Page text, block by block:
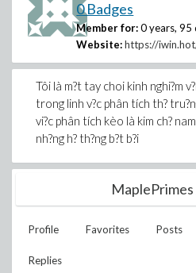
0 Badges
Member for: 0 years, 95
Website: https://
Tôi là m?t tay choi kinh nghi?m
trong linh v?c phân tích th?
vi?c phân tích kèo là kim ch?
nh?ng h? th?ng b?t b?i
Profile Favorites Posts
Replies